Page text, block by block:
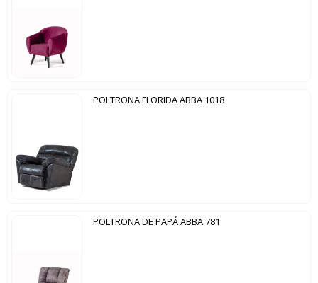
POLTRONA FLORIDA ABBA 1018
POLTRONA DE PAPÁ ABBA 781